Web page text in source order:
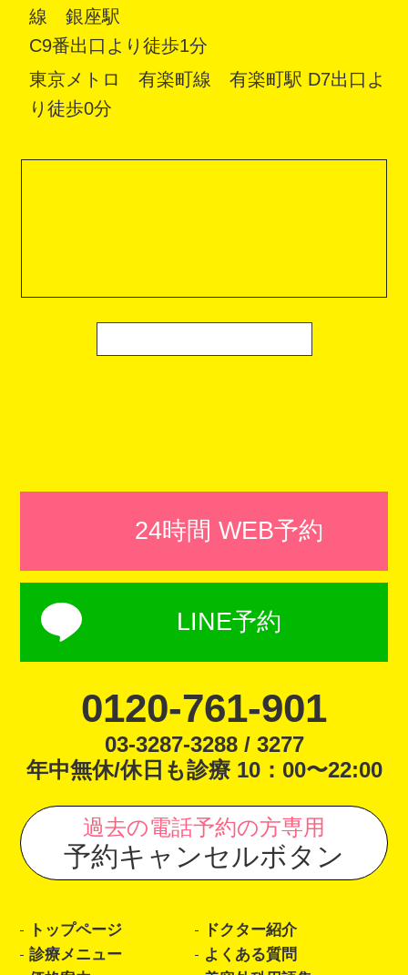
線 銀座駅
C9番出口より徒歩1分
東京メトロ 有楽町線 有楽町駅 D7出口よ
り徒歩0分
24時間 WEB予約
LINE予約
0120-761-901
03-3287-3288 / 3277
年中無休/休日も診療 10：00〜22:00
過去の電話予約の方専用
予約キャンセルボタン
トップページ
ドクター紹介
診療メニュー
よくある質問